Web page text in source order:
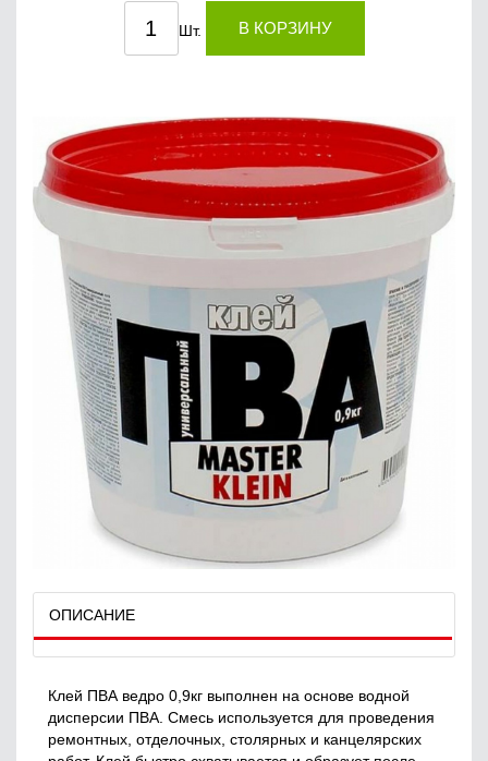
Шт. В КОРЗИНУ
ОПИСАНИЕ
Клей ПВА ведро 0,9кг выполнен на основе водной
дисперсии ПВА. Смесь используется для проведения
ремонтных, отделочных, столярных и канцелярских